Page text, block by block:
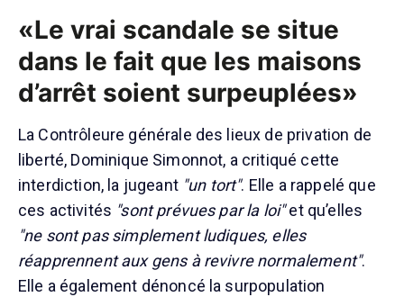
«Le vrai scandale se situe
dans le fait que les maisons
d’arrêt soient surpeuplées»
La Contrôleure générale des lieux de privation de
liberté, Dominique Simonnot, a critiqué cette
interdiction, la jugeant "un tort". Elle a rappelé que
ces activités "sont prévues par la loi"et qu’elles
"ne sont pas simplement ludiques, elles
réapprennent aux gens à revivre normalement".
Elle a également dénoncé la surpopulation